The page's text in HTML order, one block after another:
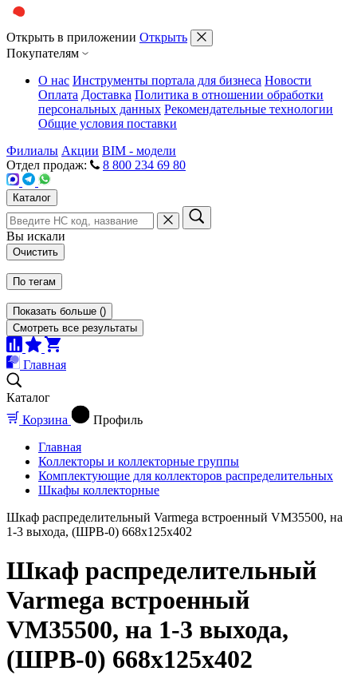
Открыть в приложении Открыть
Покупателям
О нас Инструменты портала для бизнеса Новости
Оплата Доставка Политика в отношении обработки
персональных данных Рекомендательные технологии
Общие условия поставки
Филиалы Акции BIM - модели
Отдел продаж:
8 800 234 69 80
Каталог
Вы искали
Очистить
По тегам
Показать больше ()
Смотреть все результаты
Главная
Каталог
Корзина
Профиль
Главная
Коллекторы и коллекторные группы
Комплектующие для коллекторов распределительных
Шкафы коллекторные
Шкаф распределительный Varmega встроенный VM35500, на
1-3 выхода, (ШРВ-0) 668х125х402
Шкаф распределительный
Varmega встроенный
VM35500, на 1-3 выхода,
(ШРВ-0) 668х125х402